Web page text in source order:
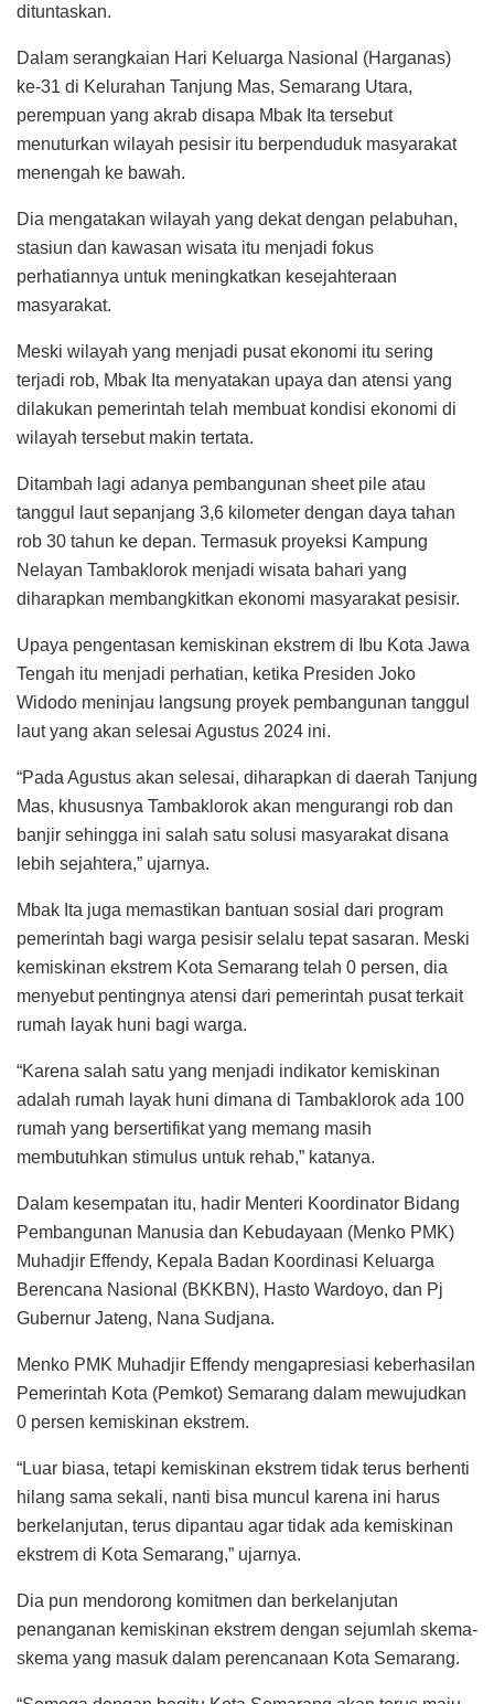
dituntaskan.
Dalam serangkaian Hari Keluarga Nasional (Harganas)
ke-31 di Kelurahan Tanjung Mas, Semarang Utara,
perempuan yang akrab disapa Mbak Ita tersebut
menuturkan wilayah pesisir itu berpenduduk masyarakat
menengah ke bawah.
Dia mengatakan wilayah yang dekat dengan pelabuhan,
stasiun dan kawasan wisata itu menjadi fokus
perhatiannya untuk meningkatkan kesejahteraan
masyarakat.
Meski wilayah yang menjadi pusat ekonomi itu sering
terjadi rob, Mbak Ita menyatakan upaya dan atensi yang
dilakukan pemerintah telah membuat kondisi ekonomi di
wilayah tersebut makin tertata.
Ditambah lagi adanya pembangunan sheet pile atau
tanggul laut sepanjang 3,6 kilometer dengan daya tahan
rob 30 tahun ke depan. Termasuk proyeksi Kampung
Nelayan Tambaklorok menjadi wisata bahari yang
diharapkan membangkitkan ekonomi masyarakat pesisir.
Upaya pengentasan kemiskinan ekstrem di Ibu Kota Jawa
Tengah itu menjadi perhatian, ketika Presiden Joko
Widodo meninjau langsung proyek pembangunan tanggul
laut yang akan selesai Agustus 2024 ini.
“Pada Agustus akan selesai, diharapkan di daerah Tanjung
Mas, khususnya Tambaklorok akan mengurangi rob dan
banjir sehingga ini salah satu solusi masyarakat disana
lebih sejahtera,” ujarnya.
Mbak Ita juga memastikan bantuan sosial dari program
pemerintah bagi warga pesisir selalu tepat sasaran. Meski
kemiskinan ekstrem Kota Semarang telah 0 persen, dia
menyebut pentingnya atensi dari pemerintah pusat terkait
rumah layak huni bagi warga.
“Karena salah satu yang menjadi indikator kemiskinan
adalah rumah layak huni dimana di Tambaklorok ada 100
rumah yang bersertifikat yang memang masih
membutuhkan stimulus untuk rehab,” katanya.
Dalam kesempatan itu, hadir Menteri Koordinator Bidang
Pembangunan Manusia dan Kebudayaan (Menko PMK)
Muhadjir Effendy, Kepala Badan Koordinasi Keluarga
Berencana Nasional (BKKBN), Hasto Wardoyo, dan Pj
Gubernur Jateng, Nana Sudjana.
Menko PMK Muhadjir Effendy mengapresiasi keberhasilan
Pemerintah Kota (Pemkot) Semarang dalam mewujudkan
0 persen kemiskinan ekstrem.
“Luar biasa, tetapi kemiskinan ekstrem tidak terus berhenti
hilang sama sekali, nanti bisa muncul karena ini harus
berkelanjutan, terus dipantau agar tidak ada kemiskinan
ekstrem di Kota Semarang,” ujarnya.
Dia pun mendorong komitmen dan berkelanjutan
penanganan kemiskinan ekstrem dengan sejumlah skema-
skema yang masuk dalam perencanaan Kota Semarang.